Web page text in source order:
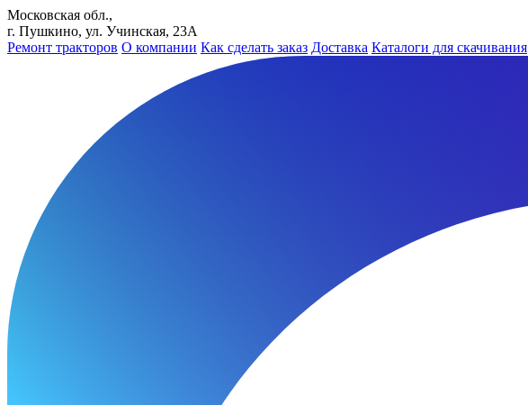
Московская обл.,
г. Пушкино, ул. Учинская, 23А
Ремонт тракторов О компании Как сделать заказ Доставка Каталоги для скачивания